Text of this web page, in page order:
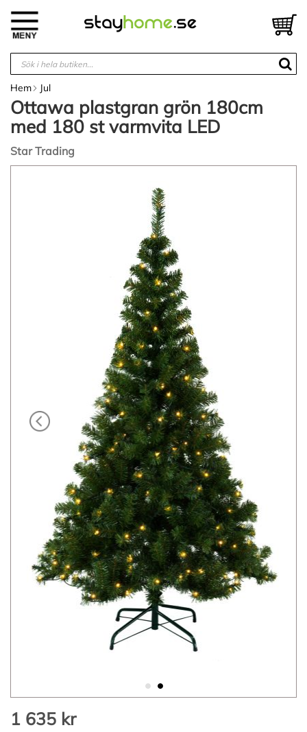
innehållet
Hem Jul
Ottawa plastgran grön 180cm
med 180 st varmvita LED
Star Trading
till1 635 kr